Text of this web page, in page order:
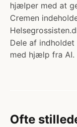
hjælper med at
Cremen
Dele af
med hjælp fra AI.
Ofte